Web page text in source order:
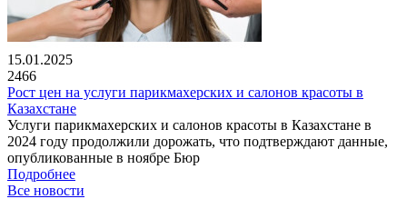
15.01.2025
2466
Рост цен на услуги парикмахерских и салонов красоты в
Казахстане
Услуги парикмахерских и салонов красоты в Казахстане в
2024 году продолжили дорожать, что подтверждают данные,
опубликованные в ноябре Бюр
Подробнее
Все новости